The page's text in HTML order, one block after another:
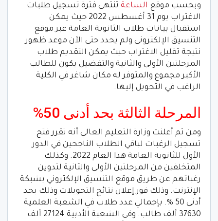
وبحسب موقع الساعة تنتهي فترة تسجيل طلبات
الاغتراب يوم 31 أغسطس 2022 حيث يمكن
استقبال بيانات طلاب الثانوية العامة عبر موقع
التنسيق الإلكتروني ولم يحدد حتى الآن موعد ظهور
نتيجة تقليل الاغتراب حيث يمكن التقديم طلاب
المرحلتين الأولى والثانية والتفضيل يكون للطالب
الأكبر مجموع والمتوفر له مكان شاغر في الكلية
الراغب في التحويل إليها.
المرحلة الثالثة بحد أدنى 50%
ومن ثم أعلنت وزارة التعليم العالي أنه تقرر فتح
تسجيل الرغبات لباقي الطلاب الناجحين في الدور
الأول للثانوية العامة هذا العام 2022. وكذلك
المتخلفين من المرحلتين الأولى والثانية لتدوين
رغباتهم عن طريق موقع التنسيق الإلكتروني بشبكة
الإنترنت. وذلك فور إعلان نتائج التحويلات وذلك بحد
أدنى 50 %. بإجمالي عدد طلاب في الشعبة العلمية
37630 ألف طالب. وفى الشعبة الأدبية 27124 ألف